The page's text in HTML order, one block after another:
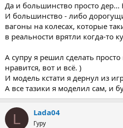
Да и большинство просто дер...
И большинство - либо
вагоны на колесах, которые
в реальности врятли когда-то
А супру я решил сделать
нравится, вот и всё. )
И модель кстати я дернул из
А все тазики я моделил сам, и
L Lada04
Гуру